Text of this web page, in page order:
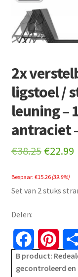
2x
ligstoel /
leuning –
antraciet
€38.25 Original
was:
€22.99
Bespaar: €15.26(39.9%)
Set van 2 stuks
Delen:
a i
B product:
gecontroleerd